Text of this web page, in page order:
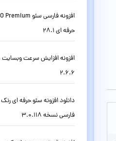
حرفه ای 28.1
2.6.6
فارسی نسخه 3.0.118